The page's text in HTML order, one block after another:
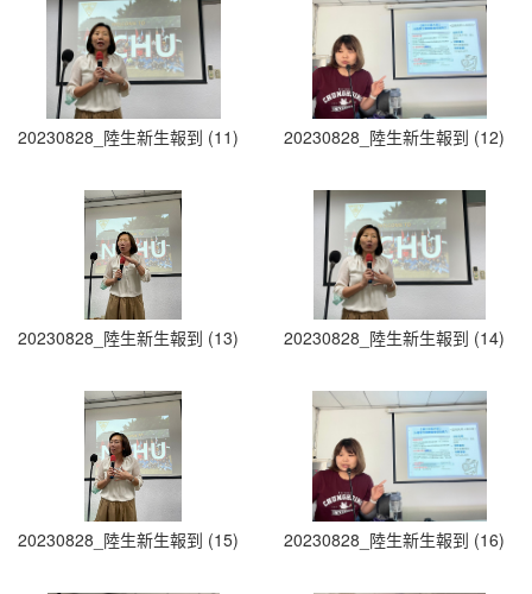
20230828_陸生新生報到 (11) 20230828_陸生新生報到 (12)
20230828_陸生新生報到 (13) 20230828_陸生新生報到 (14)
20230828_陸生新生報到 (15) 20230828_陸生新生報到 (16)